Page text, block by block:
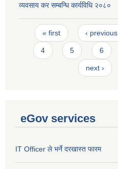
व्यवसाय कर सम्बन्धि कार्यविधि २०८०
Pages
« first ‹ previous
4 5 6
next ›
eGov services
IT Officer ले भर्ने दरखास्त फारम